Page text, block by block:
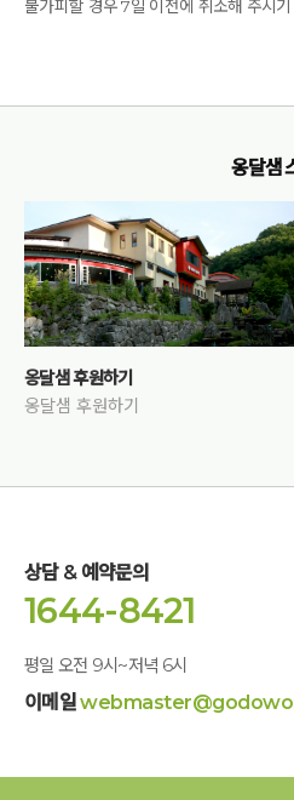
불가피할 경우 7일 이전에 취소해 주시기
옹달샘
옹달샘 후원하기
옹달샘 후원하기
상담 & 예약문의
1644-8421
평일 오전 9시~저녁 6시
이메일